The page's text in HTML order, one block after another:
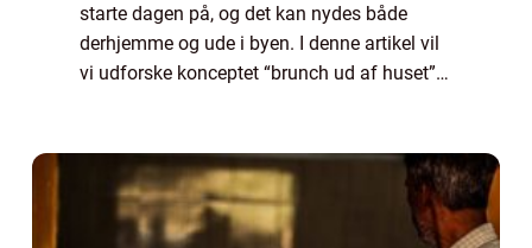
starte dagen på, og det kan nydes både
derhjemme og ude i byen. I denne artikel vil
vi udforske konceptet “brunch ud af huset”